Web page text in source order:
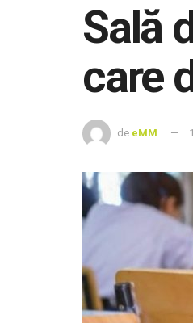
Sală
care
de eMM